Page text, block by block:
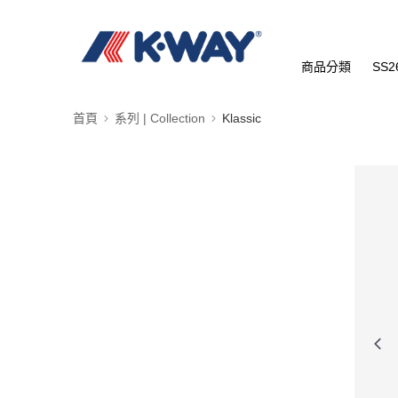
商品分類
首頁 系列 | Collection Klassic